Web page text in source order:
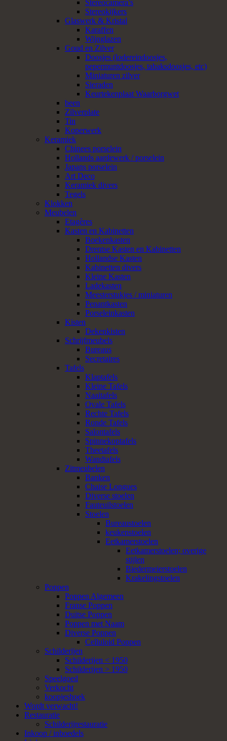
Stereocamera’s
Stereokijkers
Glaswerk & Kristal
Karaffen
Wijnglazen
Goud en Zilver
Doosjes (lodereindoosjes,
pepermuntdoosjes, tabaksdoosjes, etc)
Miniaturen zilver
Sieraden
Keurtekenplaat Waarborgwet
been
Zilverplate
Tin
Koperwerk
Keramiek
Chinees porselein
Hollands aardewerk / porselein
Japans porselein
Art Deco
Keramiek divers
Tegels
Klokken
Meubelen
Etagères
Kasten en Kabinetten
Boekenkasten
Drentse Kasten en Kabinetten
Hollandse Kasten
Kabinetten divers
Kleine Kasten
Ladekasten
Meesterstukjes / miniaturen
Penantkasten
Porseleinkasten
Kisten
Dekenkisten
Schrijfmeubels
Bureaus
Secretaires
Tafels
Klaptafels
Kleine Tafels
Naaitafels
Ovale Tafels
Rechte Tafels
Ronde Tafels
Salontafels
Spinnekoptafels
Theetafels
Wandtafels
Zitmeubelen
Banken
Chaise Longues
Diverse stoelen
Fauteuilstoelen
Stoelen
Bureaustoelen
keukenstoelen
Eetkamerstoelen
Eetkamerstoelen; overige
stijlen
Biedermeierstoelen
Krakelingstoelen
Poppen
Poppen Algemeen
Franse Poppen
Duitse Poppen
Poppen met Naam
Diverse Poppen
Celluloid Poppen
Schilderijen
Schilderijen < 1950
Schilderijen > 1950
Speelgoed
Verkocht
koopjeshoek
Wordt verwacht!
Restauratie
Schilderijrestauratie
Inkoop / inboedels